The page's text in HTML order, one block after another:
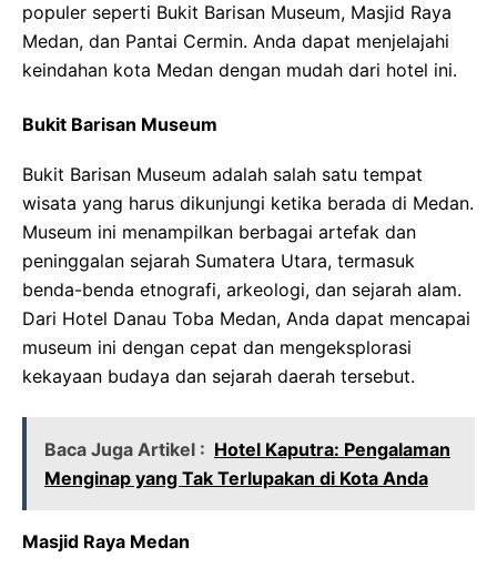
populer seperti Bukit Barisan Museum, Masjid Raya
Medan, dan Pantai Cermin. Anda dapat menjelajahi
keindahan kota Medan dengan mudah dari hotel ini.
Bukit Barisan Museum
Bukit Barisan Museum adalah salah satu tempat
wisata yang harus dikunjungi ketika berada di Medan.
Museum ini menampilkan berbagai artefak dan
peninggalan sejarah Sumatera Utara, termasuk
benda-benda etnografi, arkeologi, dan sejarah alam.
Dari Hotel Danau Toba Medan, Anda dapat mencapai
museum ini dengan cepat dan mengeksplorasi
kekayaan budaya dan sejarah daerah tersebut.
Baca Juga Artikel : Hotel Kaputra: Pengalaman
Menginap yang Tak Terlupakan di Kota Anda
Masjid Raya Medan